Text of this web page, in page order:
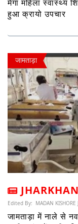
मेगा महिला स्वास्थ्य
हुआ क्रायो उपचार
जामताड़ा
Edited By: MADAN KISHORE
जामताड़ा में नाले से